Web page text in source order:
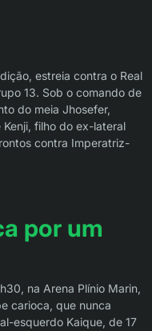
estreia contra o Real
13. Sob o comando de
do meia Jhosefer,
filho do ex-lateral
contra Imperatriz-
por um
na Arena Plínio Marin,
carioca, que nunca
esquerdo Kaique, de 17